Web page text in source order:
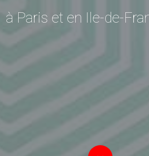
à Paris et en Ile-de-